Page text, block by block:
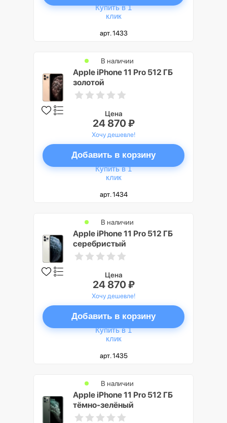
Купить в 1
клик
арт. 1433
Apple iPhone 11 Pro 512 ГБ
золотой
В наличии
Цена
24 870 ₽
Хочу дешевле!
Добавить в корзину
Купить в 1
клик
арт. 1434
Apple iPhone 11 Pro 512 ГБ
серебристый
В наличии
Цена
24 870 ₽
Хочу дешевле!
Добавить в корзину
Купить в 1
клик
арт. 1435
Apple iPhone 11 Pro 512 ГБ
тёмно-зелёный
В наличии